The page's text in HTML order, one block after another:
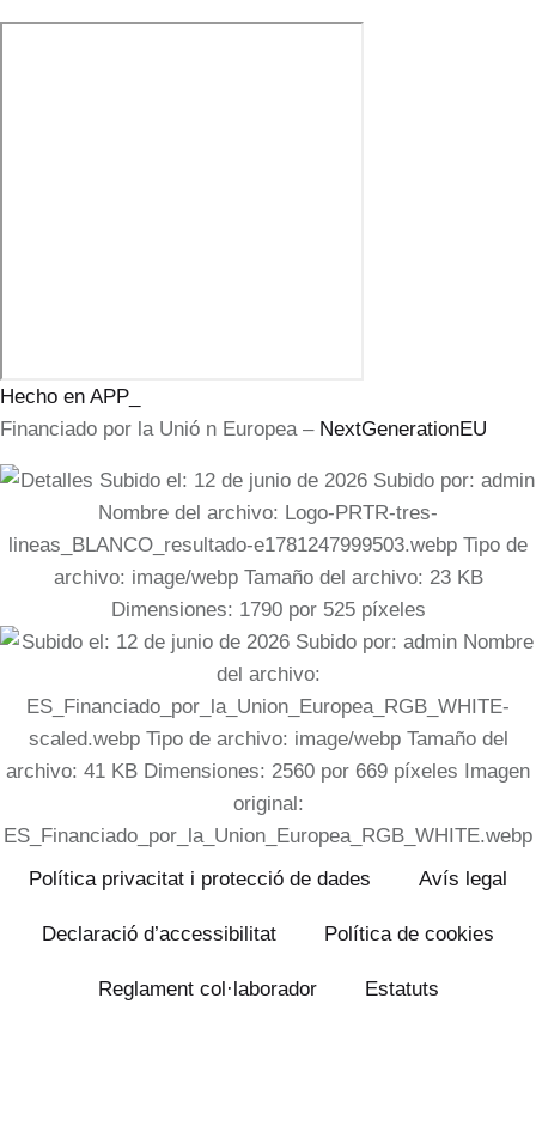
Hecho en APP_
Financiado por la Unió n Europea – NextGenerationEU
Política privacitat i protecció de dades Avís legal
Declaració d’accessibilitat Política de cookies
Reglament col·laborador Estatuts